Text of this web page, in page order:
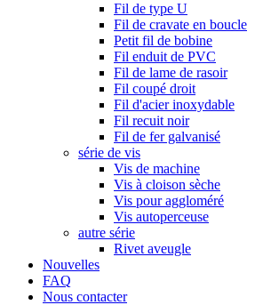
Fil de type U
Fil de cravate en boucle
Petit fil de bobine
Fil enduit de PVC
Fil de lame de rasoir
Fil coupé droit
Fil d'acier inoxydable
Fil recuit noir
Fil de fer galvanisé
série de vis
Vis de machine
Vis à cloison sèche
Vis pour aggloméré
Vis autoperceuse
autre série
Rivet aveugle
Nouvelles
FAQ
Nous contacter